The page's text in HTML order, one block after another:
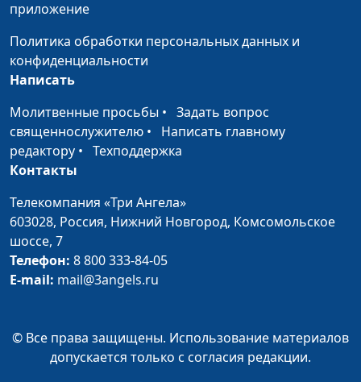
мужчины (часть
первая)
психолог, консультант по
как не разрушить
семью
Людмила Верлан,
психолог, консультант по
семейным отношениям
ожидания женщины
(часть вторая)
Людмила Верлан,
психолог, консультант по
Гармоничная семья:
семейным отношениям
Счастливая
Александр Сахаров,
приложение
Политика обработки персональных данных и
конфиденциальности
Написать
Молитвенные просьбы • Задать вопрос
священнослужителю • Написать главному
редактору • Техподдержка
Контакты
Телекомпания «Три Ангела»
603028, Россия, Нижний Новгород, Комсомольское
шоссе, 7
Телефон: 8 800 333-84-05
E-mail: mail@3angels.ru
© Все права защищены. Использование материалов
допускается только с согласия редакции.